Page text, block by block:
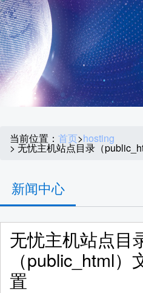
当前位置： 首页>hosting
> 无忧主机站点目录（
新闻中心
无忧主机站点目
（public_html
置